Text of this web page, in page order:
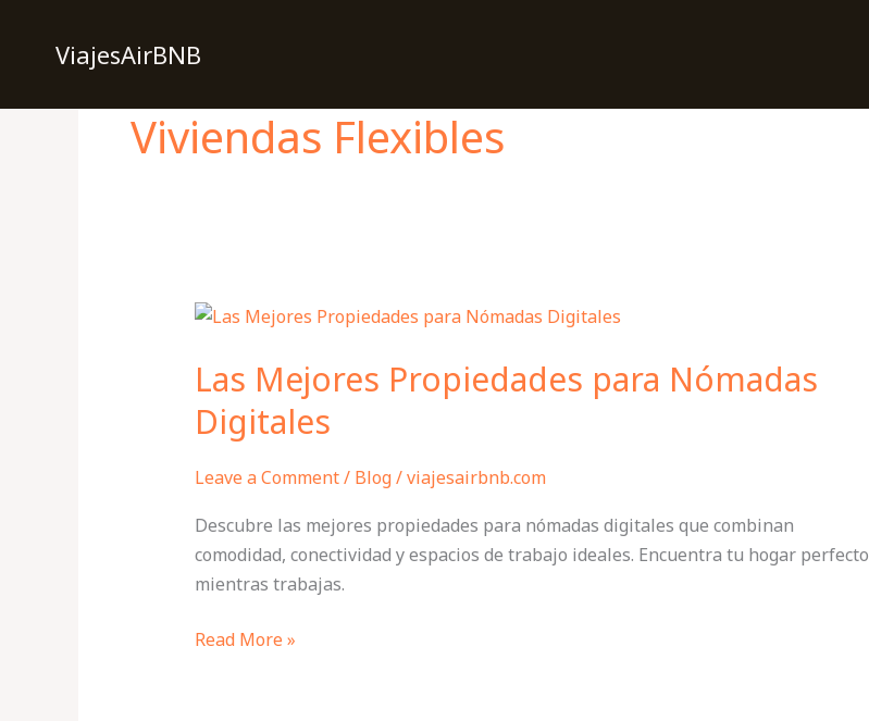
ViajesAirBNB
Viviendas Flexibles
Las Mejores Propiedades para Nómadas
Digitales
Leave a Comment/ Blog/viajesairbnb.com
Descubre las mejores propiedades para nómadas digitales que combinan
comodidad, conectividad y espacios de trabajo ideales. Encuentra tu hogar perfecto
mientras trabajas.
Las
Propiedades
Nómadas
Read More »